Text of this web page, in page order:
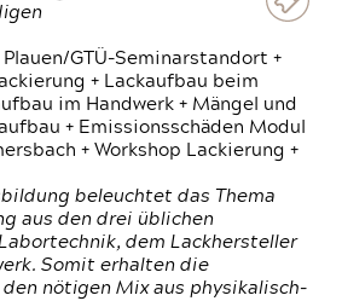
GTÜ-Seminarstandort +
+ Lackaufbau beim
im Handwerk + Mängel und
+ Emissionsschäden Modul
+ Workshop Lackierung +
beleuchtet das Thema
aus den drei üblichen
dem Lackhersteller
Somit erhalten die
den nötigen Mix aus physikalisch-